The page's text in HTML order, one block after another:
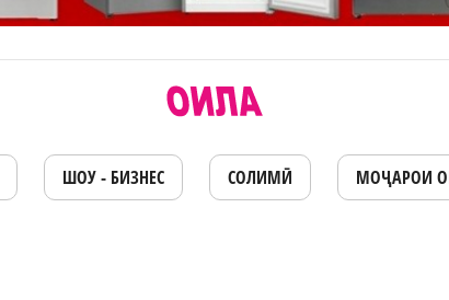
ШОУ - БИЗНЕС СОЛИМӢ МОҶАРОИ